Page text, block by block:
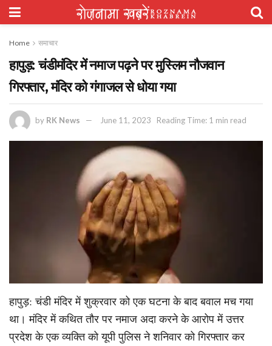
Home समाचार
हापुड़: चंडीमंदिर में नमाज पढ़ने पर मुस्लिम नौजवान
गिरफ्तार, मंदिर को गंगाजल से धोया गया
by RK News June 11, 2023 Reading Time: 1 min read
हापुड़: चंडी मंदिर में शुक्रवार को एक घटना के बाद बवाल मच गया
था। मंदिर में कथित तौर पर नमाज अदा करने के आरोप में उत्तर
प्रदेश के एक व्यक्ति को यूपी पुलिस ने शनिवार को गिरफ्तार कर